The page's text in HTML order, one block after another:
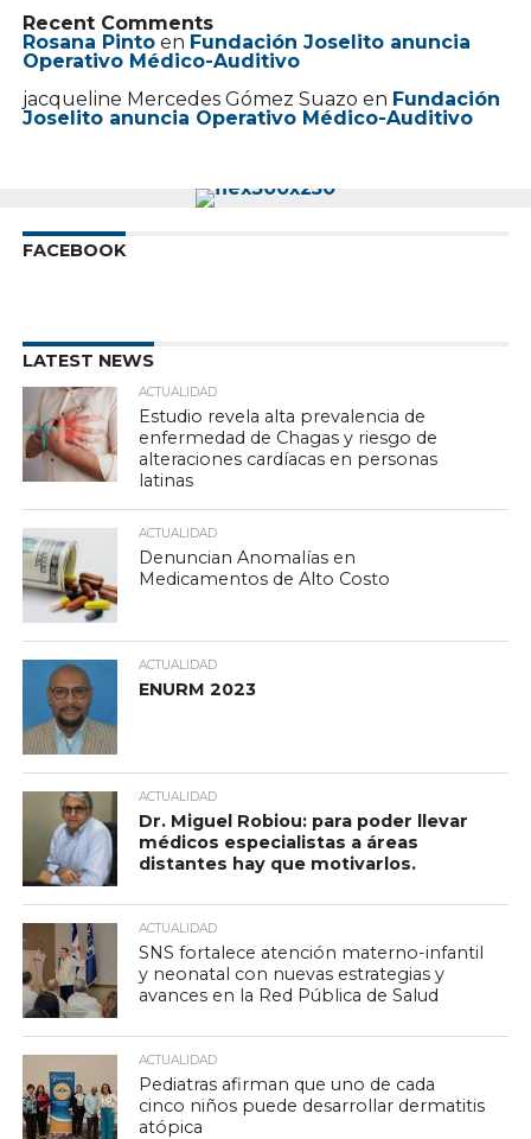
Recent Comments
Rosana Pintoen Fundación Joselito anuncia
Operativo Médico-Auditivo
jacqueline Mercedes Gómez Suazo en Fundación
Joselito anuncia Operativo Médico-Auditivo
FACEBOOK
LATEST NEWS
ACTUALIDAD
Estudio revela alta prevalencia de
enfermedad de Chagas y riesgo de
alteraciones cardíacas en personas
latinas
ACTUALIDAD
Denuncian Anomalías en
Medicamentos de Alto Costo
ACTUALIDAD
ENURM 2023
ACTUALIDAD
Dr. Miguel Robiou: para poder llevar
médicos especialistas a áreas
distantes hay que motivarlos.
ACTUALIDAD
SNS fortalece atención materno-infantil
y neonatal con nuevas estrategias y
avances en la Red Pública de Salud
ACTUALIDAD
Pediatras afirman que uno de cada
cinco niños puede desarrollar dermatitis
atópica